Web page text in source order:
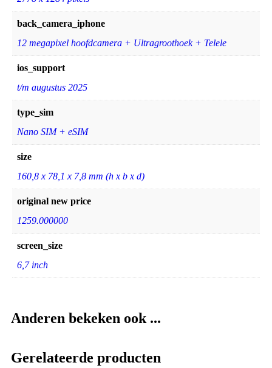
back_camera_iphone
12 megapixel hoofdcamera + Ultragroothoek + Telele
ios_support
t/m augustus 2025
type_sim
Nano SIM + eSIM
size
160,8 x 78,1 x 7,8 mm (h x b x d)
original new price
1259.000000
screen_size
6,7 inch
Anderen bekeken ook ...
Gerelateerde producten